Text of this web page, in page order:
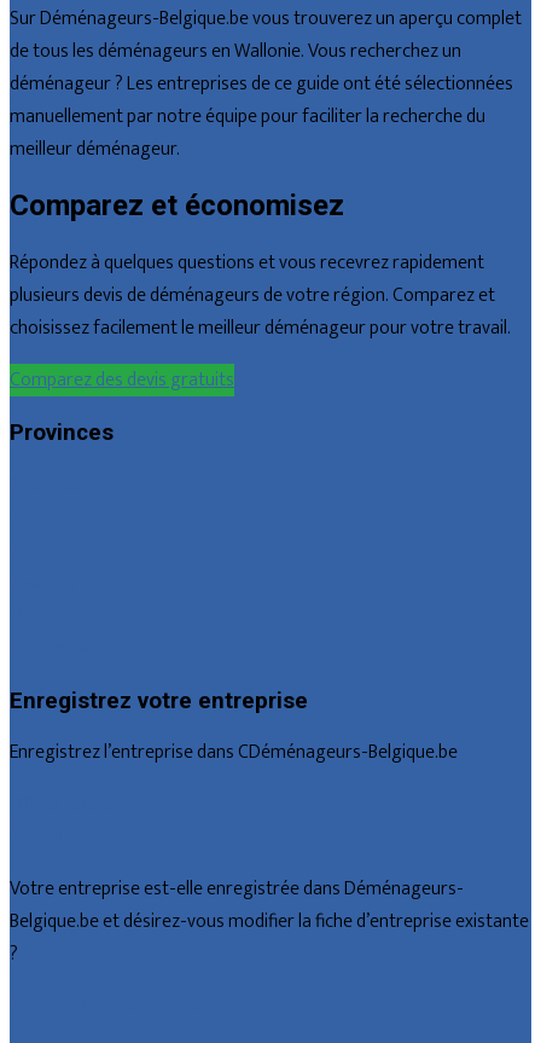
Sur Déménageurs-Belgique.be vous trouverez un aperçu complet
de tous les déménageurs en Wallonie. Vous recherchez un
déménageur ? Les entreprises de ce guide ont été sélectionnées
manuellement par notre équipe pour faciliter la recherche du
meilleur déménageur.
Comparez et économisez
Répondez à quelques questions et vous recevrez rapidement
plusieurs devis de déménageurs de votre région. Comparez et
choisissez facilement le meilleur déménageur pour votre travail.
Comparez des devis gratuits
Provinces
Enregistrez votre entreprise
Enregistrez l’entreprise dans CDéménageurs-Belgique.be
Votre entreprise est-elle enregistrée dans Déménageurs-
Belgique.be et désirez-vous modifier la fiche d’entreprise existante
?